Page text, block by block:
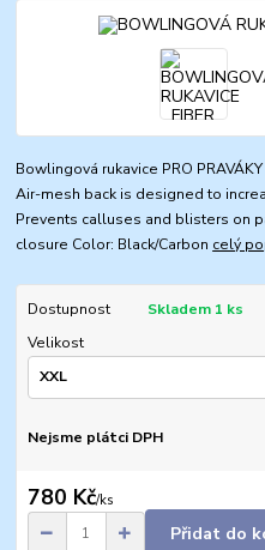
Bowlingová rukavice PRO
Air-mesh back is designed to
Prevents calluses and blisters on
closure Color: Black/Carbon celý
Dostupnost
Skladem 1 ks
Velikost
Nejsme plátci DPH
780 Kč/ks
Přidat do